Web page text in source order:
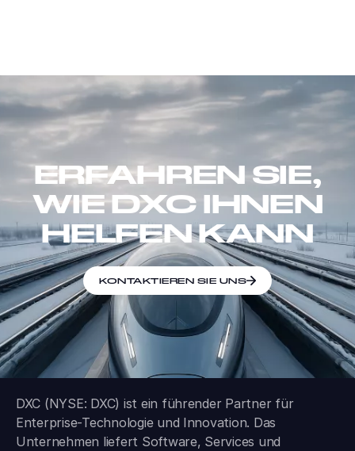
ERFAHREN SIE,
WIE DXC IHNEN
HELFEN KANN
KONTAKTIEREN SIE UNS
DXC (NYSE: DXC) ist ein führender Partner für
Enterprise-Technologie und Innovation. Das
Unternehmen liefert Software, Services und